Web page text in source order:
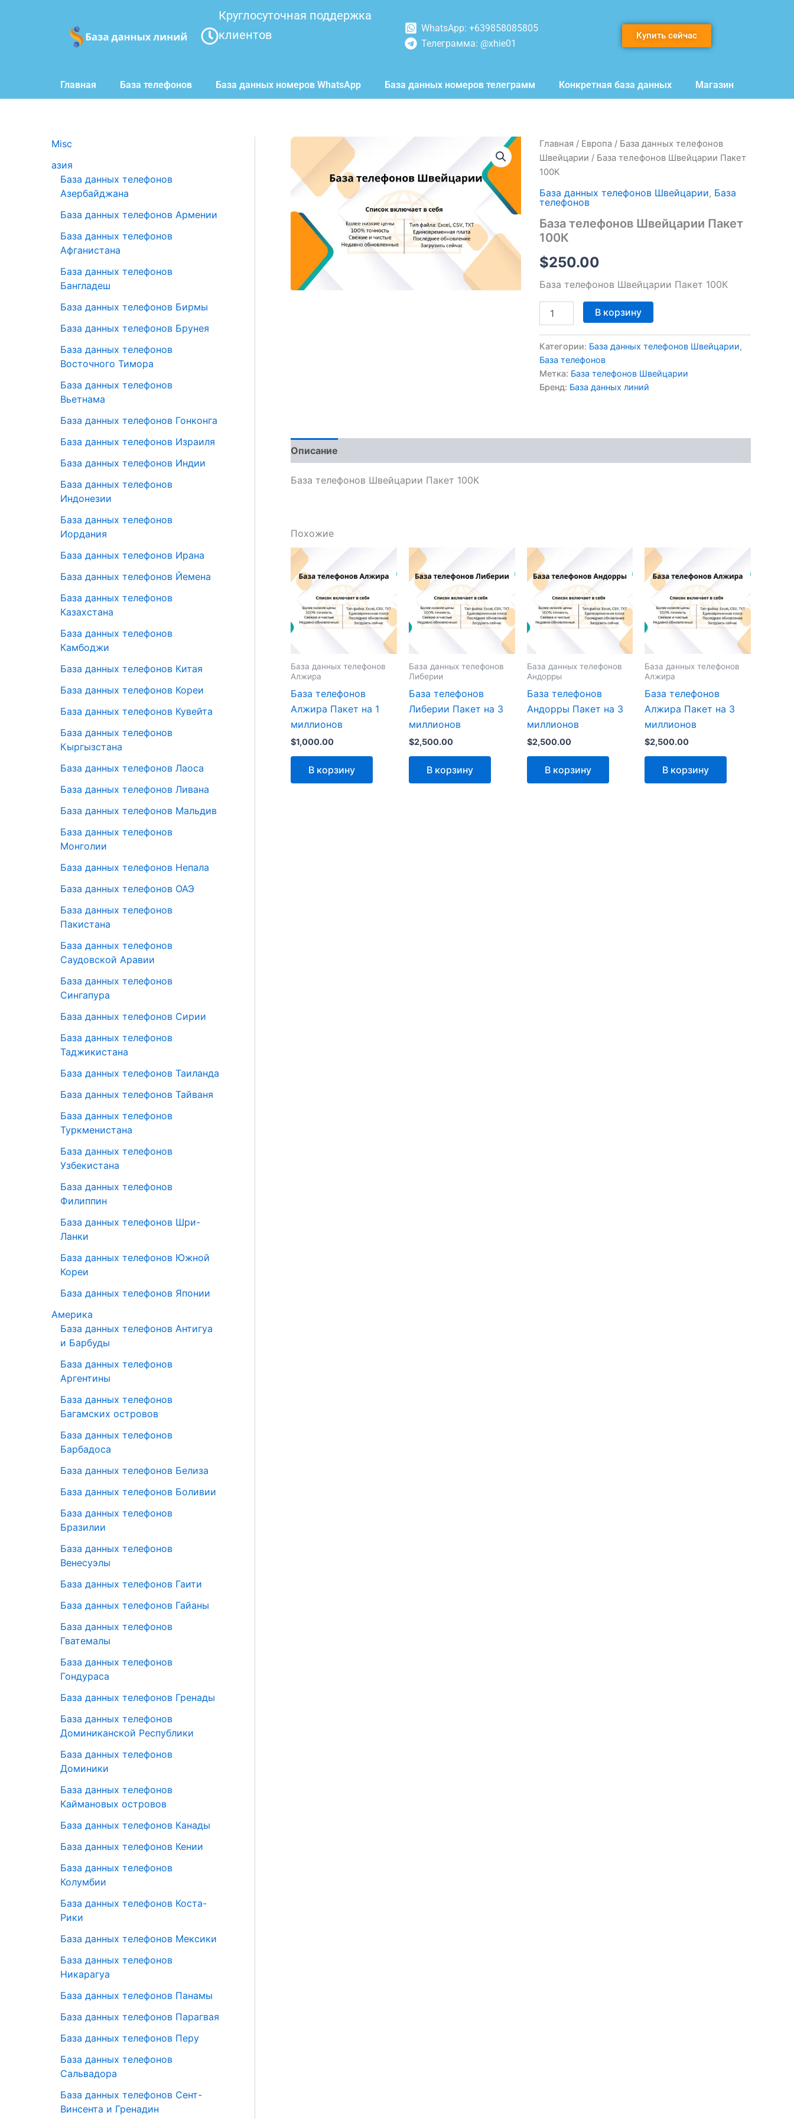
Круглосуточная поддержка
клиентов
WhatsApp: +639858085805
Телеграмма: @xhie01
Купить сейчас
Главная База телефонов База данных номеров WhatsApp База данных номеров телеграмм Конкретная база данных Магазин
Misc
азия
База данных телефонов
Азербайджана
База данных телефонов Армении
База данных телефонов
Афганистана
База данных телефонов
Бангладеш
База данных телефонов Бирмы
База данных телефонов Брунея
База данных телефонов
Восточного Тимора
База данных телефонов
Вьетнама
База данных телефонов Гонконга
База данных телефонов Израиля
База данных телефонов Индии
База данных телефонов
Индонезии
База данных телефонов
Иордания
База данных телефонов Ирана
База данных телефонов Йемена
База данных телефонов
Казахстана
База данных телефонов
Камбоджи
База данных телефонов Китая
База данных телефонов Кореи
База данных телефонов Кувейта
База данных телефонов
Кыргызстана
База данных телефонов Лаоса
База данных телефонов Ливана
База данных телефонов Мальдив
База данных телефонов
Монголии
База данных телефонов Непала
База данных телефонов ОАЭ
База данных телефонов
Пакистана
База данных телефонов
Саудовской Аравии
База данных телефонов
Сингапура
База данных телефонов Сирии
База данных телефонов
Таджикистана
База данных телефонов Таиланда
База данных телефонов Тайваня
База данных телефонов
Туркменистана
База данных телефонов
Узбекистана
База данных телефонов
Филиппин
База данных телефонов Шри-
Ланки
База данных телефонов Южной
Кореи
База данных телефонов Японии
Америка
База данных телефонов Антигуа
и Барбуды
База данных телефонов
Аргентины
База данных телефонов
Багамских островов
База данных телефонов
Барбадоса
База данных телефонов Белиза
База данных телефонов Боливии
База данных телефонов
Бразилии
База данных телефонов
Венесуэлы
База данных телефонов Гаити
База данных телефонов Гайаны
База данных телефонов
Гватемалы
База данных телефонов
Гондураса
База данных телефонов Гренады
База данных телефонов
Доминиканской Республики
База данных телефонов
Доминики
База данных телефонов
Каймановых островов
База данных телефонов Канады
База данных телефонов Кении
База данных телефонов
Колумбии
База данных телефонов Коста-
Рики
База данных телефонов Мексики
База данных телефонов
Никарагуа
База данных телефонов Панамы
База данных телефонов Парагвая
База данных телефонов Перу
База данных телефонов
Сальвадора
База данных телефонов Сент-
Винсента и Гренадин
Главная / Европа / База данных телефонов
Швейцарии / База телефонов Швейцарии Пакет
100К
База данных телефонов Швейцарии, База
телефонов
База телефонов Швейцарии Пакет
100К
$250.00
База телефонов Швейцарии Пакет 100К
Количество
товара
телефонов
Швейцарии
Пакет
В корзину
Категории: База данных телефонов Швейцарии,
База телефонов
Метка: База телефонов Швейцарии
Бренд: База данных линий
Описание
База телефонов Швейцарии Пакет 100К
Похожие
База данных телефонов
Алжира
База телефонов
Алжира Пакет на 1
миллионов
$1,000.00
В корзину
База данных телефонов
Либерии
База телефонов
Либерии Пакет на 3
миллионов
$2,500.00
В корзину
База данных телефонов
Андорры
База телефонов
Андорры Пакет на 3
миллионов
$2,500.00
В корзину
База данных телефонов
Алжира
База телефонов
Алжира Пакет на 3
миллионов
$2,500.00
В корзину